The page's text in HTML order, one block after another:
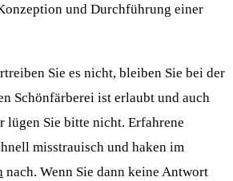
Durchführung einer
Sie es nicht, bleiben Sie bei der
Schönfärberei ist erlaubt und auch
lügen Sie bitte nicht. Erfahrene
misstrauisch und haken im
nach. Wenn Sie dann keine Antwort